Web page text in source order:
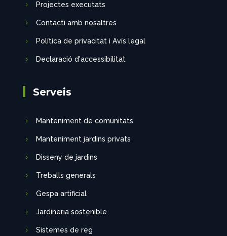
Projectes executats
Contacti amb nosaltres
Política de privacitat i Avís legal
Declaració d'accessibilitat
Serveis
Manteniment de comunitats
Manteniment jardins privats
Disseny de jardins
Treballs generals
Gespa artificial
Jardineria sostenible
Sistemes de reg